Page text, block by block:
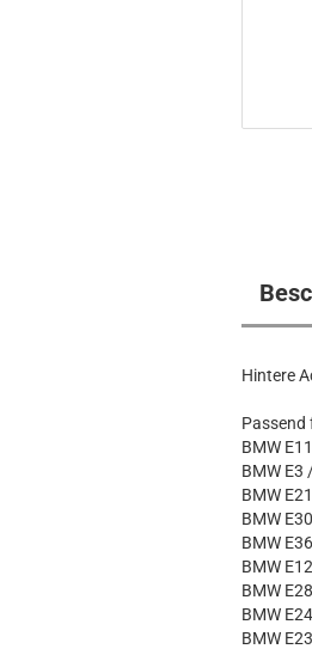
Hintere
Passend
BMW
BMW E3
BMW
BMW
BMW
BMW
BMW
BMW
BMW